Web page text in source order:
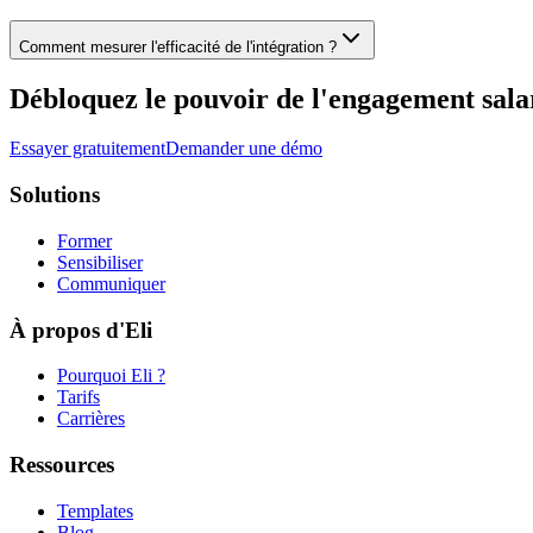
Comment mesurer l'efficacité de l'intégration ?
Débloquez le pouvoir de l'engagement
Essayer gratuitementDemander une démo
Solutions
Former
Sensibiliser
Communiquer
À propos d'Eli
Pourquoi Eli ?
Tarifs
Carrières
Ressources
Templates